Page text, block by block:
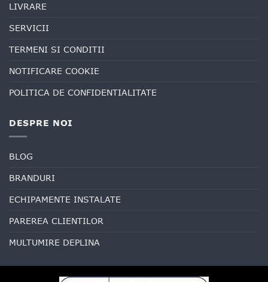
LIVRARE
SERVICII
TERMENI SI CONDITII
NOTIFICARE COOKIE
POLITICA DE CONFIDENTIALITATE
DESPRE NOI
BLOG
BRANDURI
ECHIPAMENTE INSTALATE
PAREREA CLIENTILOR
MULTUMIRE DEPLINA